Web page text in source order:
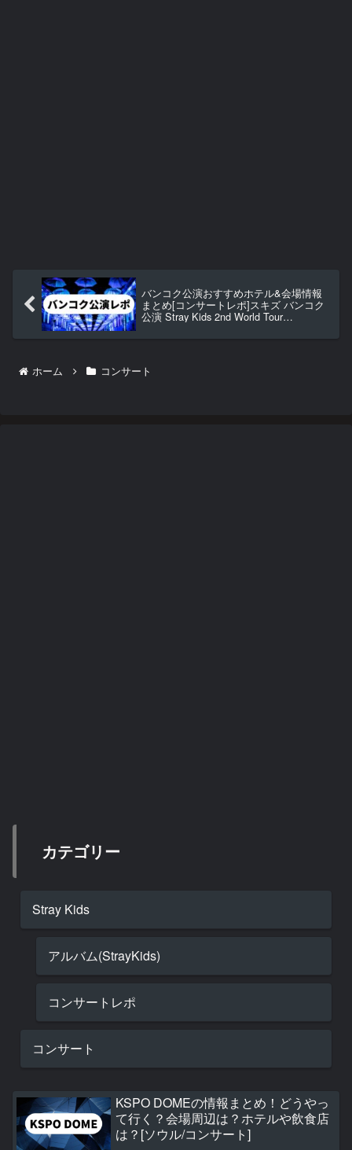
バンコク公演おすすめホテル&会場情報
まとめ[コンサートレポ]スキズ バンコク
公演 Stray Kids 2nd World Tour
ホーム コンサート
カテゴリー
Stray Kids
アルバム(StrayKids)
コンサートレポ
コンサート
KSPO DOMEの情報まとめ！どうやっ
て行く？会場周辺は？ホテルや飲食店
は？[ソウル/コンサート]